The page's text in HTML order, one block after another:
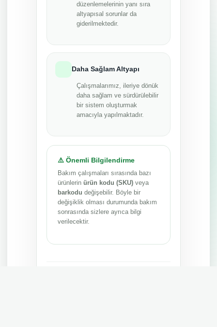
düzenlemelerinin yanı sıra
altyapısal sorunlar da
giderilmektedir.
Daha Sağlam Altyapı
Çalışmalarımız, ileriye dönük
daha sağlam ve sürdürülebilir
bir sistem oluşturmak
amacıyla yapılmaktadır.
⚠️ Önemli Bilgilendirme
Bakım çalışmaları sırasında bazı
ürünlerin ürün kodu (SKU) veya
barkodu değişebilir. Böyle bir
değişiklik olması durumunda bakım
sonrasında sizlere ayrıca bilgi
verilecektir.